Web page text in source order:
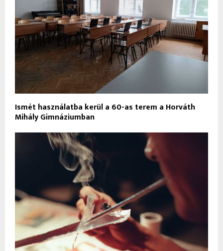
Ismét használatba kerül a 60-as terem a Horváth
Mihály Gimnáziumban